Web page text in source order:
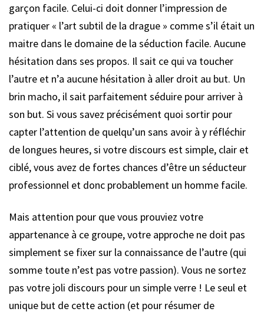
garçon facile. Celui-ci doit donner l’impression de
pratiquer « l’art subtil de la drague » comme s’il était un
maitre dans le domaine de la séduction facile. Aucune
hésitation dans ses propos. Il sait ce qui va toucher
l’autre et n’a aucune hésitation à aller droit au but. Un
brin macho, il sait parfaitement séduire pour arriver à
son but. Si vous savez précisément quoi sortir pour
capter l’attention de quelqu’un sans avoir à y réfléchir
de longues heures, si votre discours est simple, clair et
ciblé, vous avez de fortes chances d’être un séducteur
professionnel et donc probablement un homme facile.
Mais attention pour que vous prouviez votre
appartenance à ce groupe, votre approche ne doit pas
simplement se fixer sur la connaissance de l’autre (qui
somme toute n’est pas votre passion). Vous ne sortez
pas votre joli discours pour un simple verre ! Le seul et
unique but de cette action (et pour résumer de